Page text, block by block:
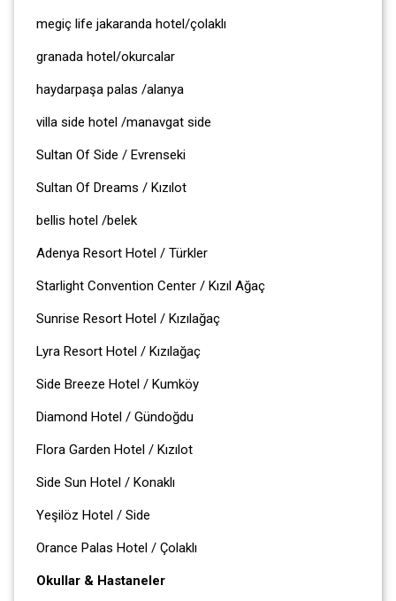
megiç life jakaranda hotel/çolaklı
granada hotel/okurcalar
haydarpaşa palas /alanya
villa side hotel /manavgat side
Sultan Of Side / Evrenseki
Sultan Of Dreams / Kızılot
bellis hotel /belek
Adenya Resort Hotel / Türkler
Starlight Convention Center / Kızıl Ağaç
Sunrise Resort Hotel / Kızılağaç
Lyra Resort Hotel / Kızılağaç
Side Breeze Hotel / Kumköy
Diamond Hotel / Gündoğdu
Flora Garden Hotel / Kızılot
Side Sun Hotel / Konaklı
Yeşilöz Hotel / Side
Orance Palas Hotel / Çolaklı
Okullar & Hastaneler